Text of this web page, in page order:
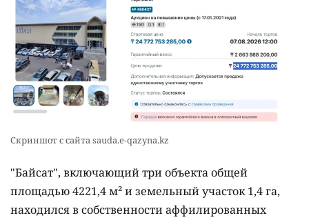
Скриншот с сайта sauda.e-qazyna.kz
"Байсат", включающий три объекта общей
площадью 4221,4 м² и земельный участок 1,4 га,
находился в собственности аффилированных